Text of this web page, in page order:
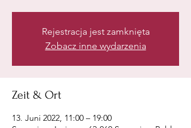
Rejestracja jest zamknięta
Zobacz inne wydarzenia
Zeit & Ort
13. Juni 2022, 11:00 – 19:00